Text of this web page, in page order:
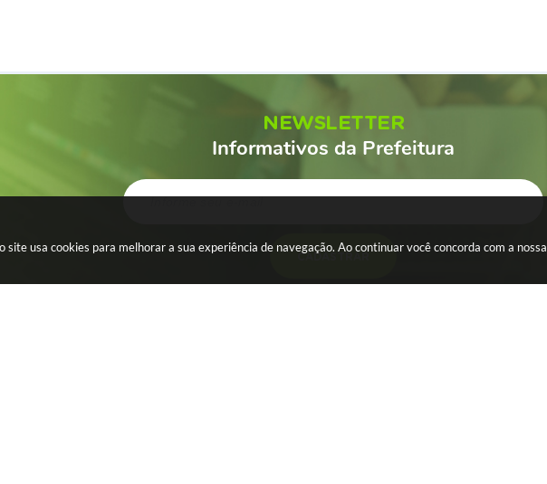
site usa cookies para melhorar a sua experiência de navegação. Ao continuar você concorda com a nossa
NEWSLETTER
Informativos da Prefeitura
CADASTRAR